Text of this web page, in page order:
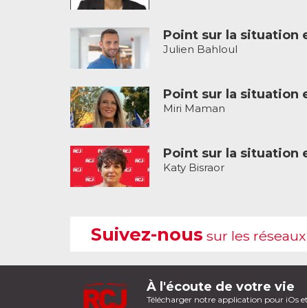
Point sur la situation
Julien Bahloul
Point sur la situation
Miri Maman
Point sur la situation
Katy Bisraor
Suivez-nous sur les
À l'écoute de votre vie
Télécharger notre application pour iOs